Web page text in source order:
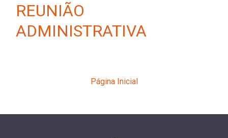
REUNIÃO
ADMINISTRATIVA
Página Inicial